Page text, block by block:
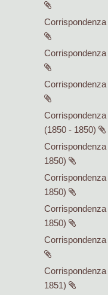
Corrispondenza
Corrispondenza
Corrispondenza
Corrispondenza
(1850 - 1850)
Corrispondenza
1850)
Corrispondenza
1850)
Corrispondenza
1850)
Corrispondenza
Corrispondenza
1851)